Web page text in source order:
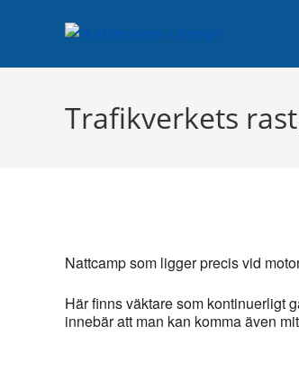
Trafikverkets
Nattcamp som ligger precis vid
Här finns väktare som kontinuerligt
innebär att man kan komma även